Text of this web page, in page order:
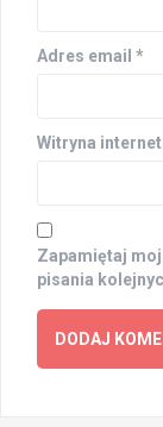
Adres email *
Witryna
Zapamiętaj
pisania